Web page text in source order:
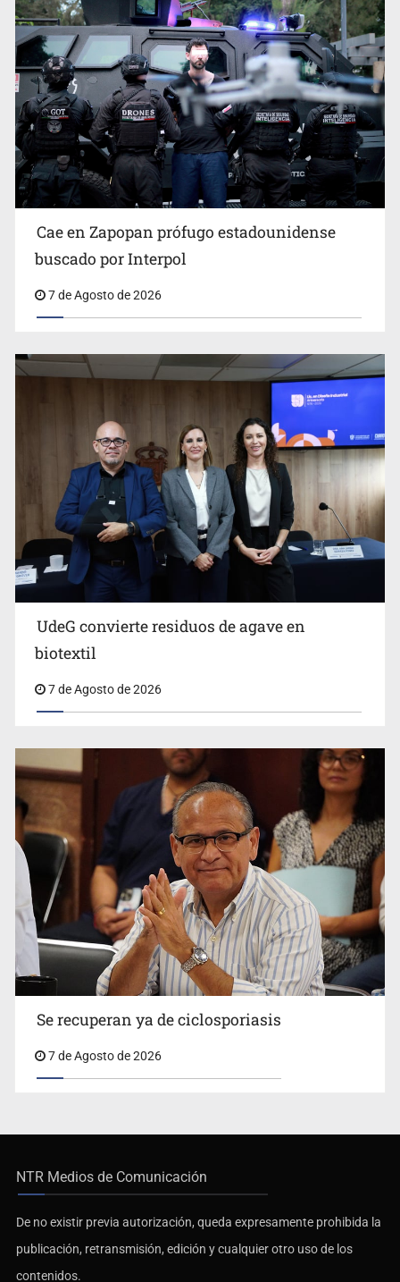
Al archivo la mitad de quejas contra el Siapa
Ya hay solicitud de audiencia de imputación en caso Eli
Cae en Zapopan prófugo estadounidense buscado por
Cae en Zapopan prófugo estadounidense
buscado por Interpol
7 de Agosto de 2026
UdeG convierte residuos de agave en
biotextil
7 de Agosto de 2026
Se recuperan ya de ciclosporiasis
7 de Agosto de 2026
NTR Medios de Comunicación
De no existir previa autorización, queda expresamente prohibida la
publicación, retransmisión, edición y cualquier otro uso de los
contenidos.